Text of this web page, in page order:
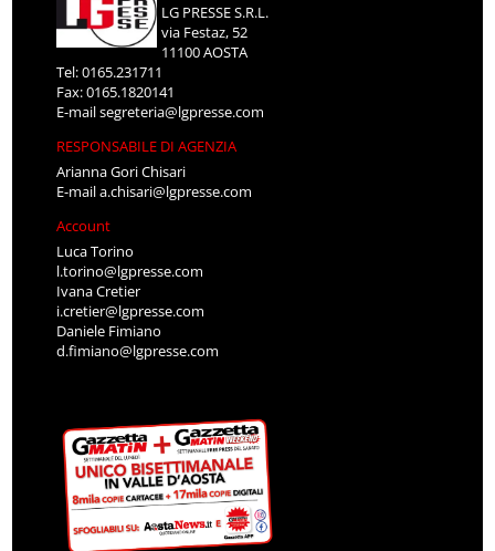
LG PRESSE S.R.L.
via Festaz, 52
11100 AOSTA
Tel: 0165.231711
Fax: 0165.1820141
E-mailsegreteria@lgpresse.com
RESPONSABILE DI AGENZIA
Arianna Gori Chisari
E-maila.chisari@lgpresse.com
Account
Luca Torino
l.torino@lgpresse.com
Ivana Cretier
i.cretier@lgpresse.com
Daniele Fimiano
d.fimiano@lgpresse.com